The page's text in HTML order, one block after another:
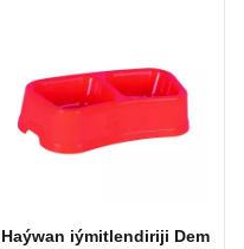
Haýwan iýmitlendiriji Dem